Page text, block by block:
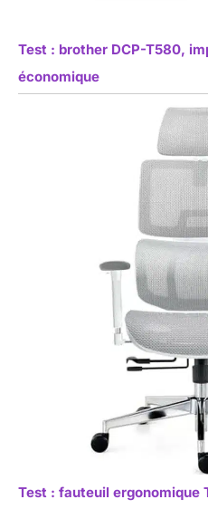
Test : brother DCP-T580,
économique
Test : fauteuil ergonomique